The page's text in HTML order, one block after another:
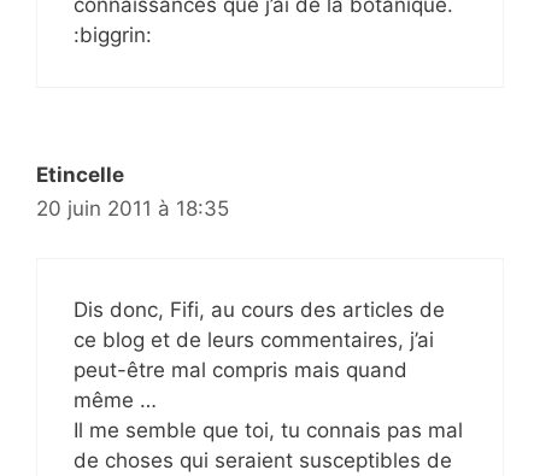
connaissances que j’ai de la botanique.
:biggrin:
Etincelle
20 juin 2011 à 18:35
Dis donc, Fifi, au cours des articles de
ce blog et de leurs commentaires, j’ai
peut-être mal compris mais quand
même …
Il me semble que toi, tu connais pas mal
de choses qui seraient susceptibles de